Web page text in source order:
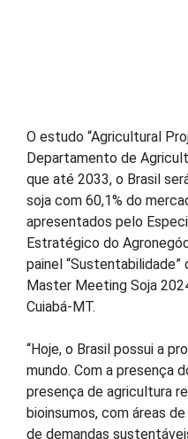
O estudo “Agricultural
Departamento de
que até 2033, o Brasil
soja com 60,1% do
apresentados pelo
Estratégico do
painel
Master Meeting Soja
Cuiabá-MT.
“Hoje, o Brasil possui a
mundo. Com a presença
presença de agricultura
bioinsumos, com áreas
de demandas